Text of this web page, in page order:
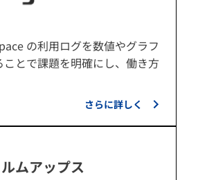
の利用ログを数値やグラフ
とで課題を明確にし、働き方
さらに詳しく
ルムアップス